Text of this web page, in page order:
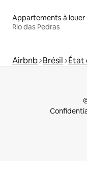
Appartements à louer
Rio das Pedras
Airbnb Brésil État